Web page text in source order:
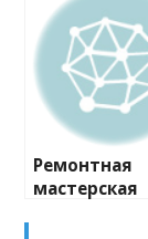
Ремонтная
мастерская